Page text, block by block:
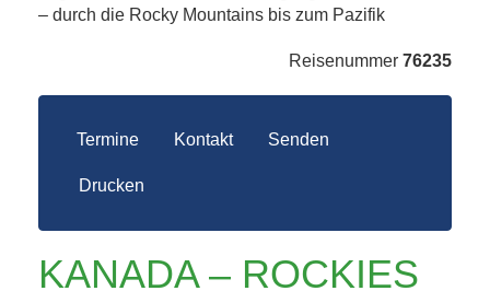
– durch die Rocky Mountains bis zum Pazifik
Reisenummer 76235
Termine Kontakt Senden
Drucken
KANADA – ROCKIES